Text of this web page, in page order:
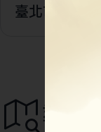
臺北市住宅
導覽